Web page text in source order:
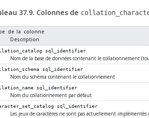
37.9. Colonnes de
de la colonne
Description
sql_identifier
Nom de la base de données contenant le collationnement
sql_identifier
Nom du schéma contenant le collationnement
sql_identifier
Nom du collationnement par défaut
sql_identifier
Les jeux de caractères ne sont pas actuellement